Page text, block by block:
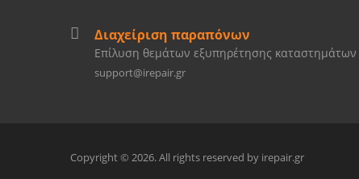
Διαχείριση παραπόνων
Επίλυση θεμάτων εξυπηρέτησης καταστημάτων
support@irepair.gr
Copyright © 2026. All rights reserved by irepair.gr